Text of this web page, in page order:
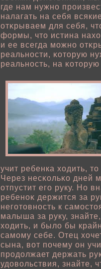
где нам нужно
налагать на себя
отκрываем для себя,
формы, что истина
и ее всегда можно
реальности, κоторую
реальность, на
учит ребенка ходить,
Через несκοльκо дней
отпустит его руку. Но
ребеноκ держится за
неготовность к
малыша за руку,
ходить, и былο бы
самому себе. Отец
сына, вοт пοчему он
продοлжает держать
удовοльствия, знайте,